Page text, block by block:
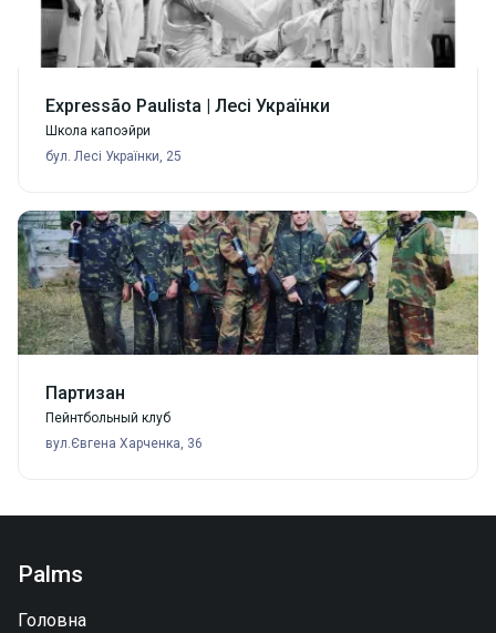
Expressão Paulista | Лесі Українки
Школа капоэйри
бул. Лесі Українки, 25
Партизан
Пейнтбольный клуб
вул.Євгена Харченка, 36
Palms
Головна